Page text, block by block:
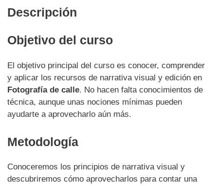
cantidad
Descripción
Objetivo del curso
El objetivo principal del curso es conocer, comprender
y aplicar los recursos de narrativa visual y edición en
Fotografía de calle. No hacen falta conocimientos de
técnica, aunque unas nociones mínimas pueden
ayudarte a aprovecharlo aún más.
Metodología
Conoceremos los principios de narrativa visual y
descubriremos cómo aprovecharlos para contar una